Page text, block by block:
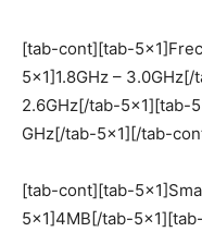
[tab-cont][tab-
5×1]1.8GHz –
2.6GHz[/tab-5×1][tab-
GHz[/tab-5×1][/tab-
[tab-cont][tab-
5×1]4MB[/tab-